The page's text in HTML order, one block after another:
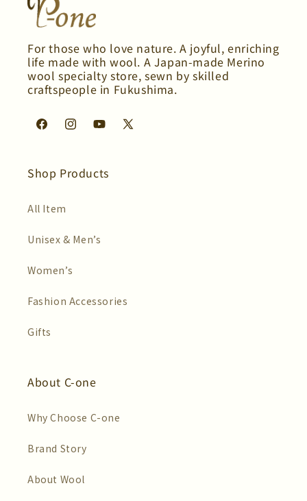
For those who love nature. A joyful, enriching
life made with wool. A Japan-made Merino
wool specialty store, sewn by skilled
craftspeople in Fukushima.
FacebookInstagramYouTube
X
Shop Products
All Item
Unisex & Men’s
Women’s
Fashion Accessories
Gifts
About C-one
Why Choose C-one
Brand Story
About Wool